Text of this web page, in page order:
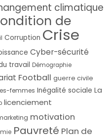
climatique
de
Corruption Crise
Cyber-sécurité
travail Démographie
Football guerre civile
femmes Inégalité sociale La
licenciement
motivation
Pauvreté Plan de